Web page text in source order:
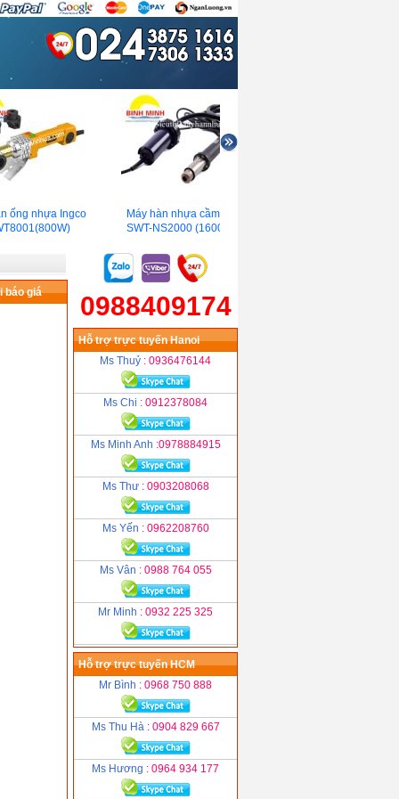
ống nhựa Ingco
Máy hàn nhựa cầm tay
SWT-NS2000 (1600W)
báo giá 0988409174
Hỗ trợ trực tuyến Hanoi
Ms Thuỷ : 0936476144
Ms Chi : 0912378084
Ms Minh Anh :0978884915
Ms Thư : 0903208068
Ms Yến : 0962208760
Ms Vân : 0988 764 055
Mr Minh : 0932 225 325
Hỗ trợ trực tuyến HCM
Mr Bình : 0968 750 888
Ms Thu Hà : 0904 829 667
Ms Hương : 0964 934 177